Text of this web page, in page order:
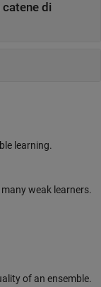
di
learning.
weak learners.
of an ensemble.